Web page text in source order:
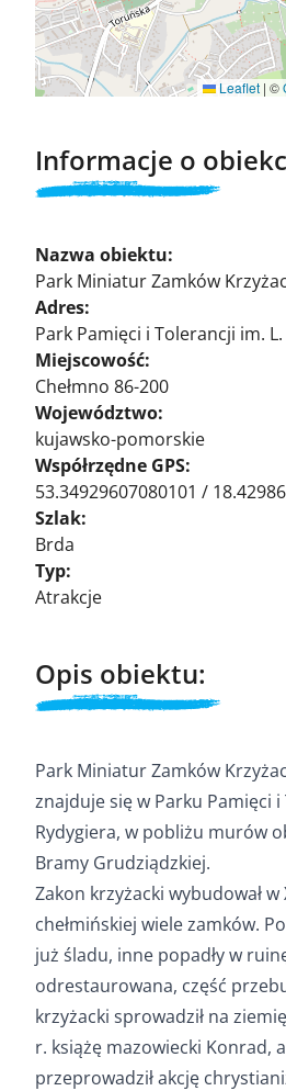
Leaflet | ©
Informacje o
Nazwa obiektu:
Park Miniatur Zamków
Adres:
Park Pamięci i Tolerancji im.
Miejscowość:
Chełmno 86-200
Województwo:
kujawsko-pomorskie
Współrzędne GPS:
53.34929607080101 /
Szlak:
Brda
Typ:
Atrakcje
Opis obiektu:
Park Miniatur Zamków
znajduje się w Parku Pamięci
Rydygiera, w pobliżu murów
Bramy Grudziądzkiej.
Zakon krzyżacki wybudował w
chełmińskiej wiele zamków.
już śladu, inne popadły w
odrestaurowana, część
krzyżacki sprowadził na
r. książę mazowiecki Konrad,
przeprowadził akcję